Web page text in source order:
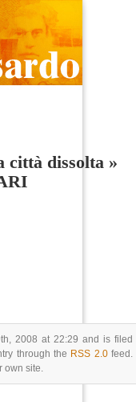
città dissolta »
2008 at 22:29 and is filed
through the RSS 2.0feed.
own site.